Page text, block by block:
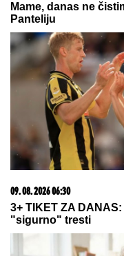
Mame, danas ne
Panteliju
09. 08. 2026 06:30
3+ TIKET ZA
"sigurno" tresti